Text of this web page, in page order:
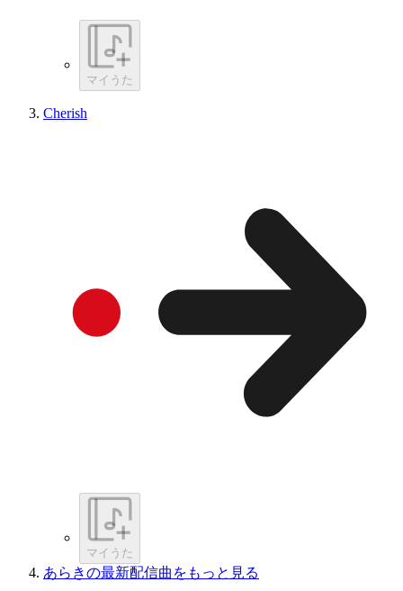
マイうた
Cherish
マイうた
あらきの最新配信曲をもっと見る